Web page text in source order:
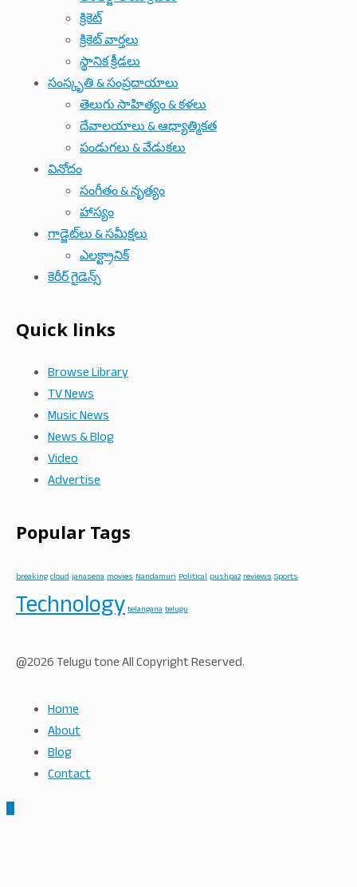
క్రికెట్
క్రికెట్ వార్తలు
స్థానిక క్రీడలు
సంస్కృతి & సంప్రదాయాలు
తెలుగు సాహిత్యం & కళలు
దేవాలయాలు & ఆధ్యాత్మికత
పండుగలు & వేడుకలు
వినోదం
సంగీతం & నృత్యం
హాస్యం
గాడ్జెట్‌లు & సమీక్షలు
ఎలక్ట్రానిక్
కెరీర్ గైడెన్స్
Quick links
Browse Library
TV News
Music News
News & Blog
Video
Advertise
Popular Tags
breakingcloudjanasenamoviesNandamuriPolitical pushpa2reviewsSports
Technologytelanganatelugu
@2026 Telugu tone All Copyright Reserved.
Home
About
Blog
Contact